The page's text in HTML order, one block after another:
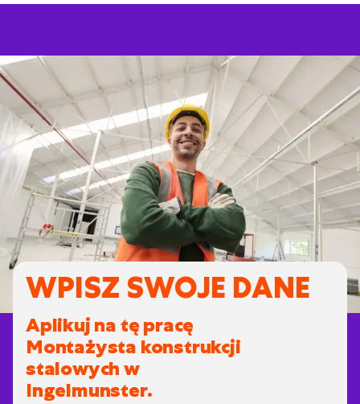
WPISZ SWOJE DANE
Aplikuj na tę pracę
Montażysta konstrukcji
stalowych w
Ingelmunster.